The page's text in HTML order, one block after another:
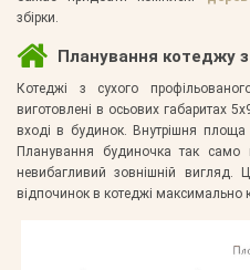
збірки.
Планування котеджу
Котеджі з сухого
виготовлені в осьових габаритах
вході в будинок. Внутрішня
Планування будиночка так само
невибагливий зовнішній вигляд.
відпочинок в котеджі максимально